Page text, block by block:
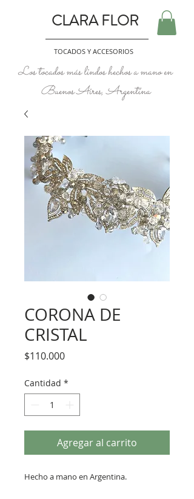
CLARA FLOR
TOCADOS Y ACCESORIOS
Los tocados más lindos hechos a mano en
Buenos Aires, Argentina
CORONA DE
CRISTAL
$110.000Precio
Cantidad *
Agregar al carrito
Hecho a mano en Argentina.